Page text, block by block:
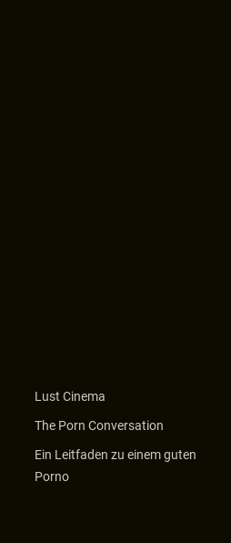
Lust Cinema
The Porn Conversation
Ein Leitfaden zu einem guten
Porno